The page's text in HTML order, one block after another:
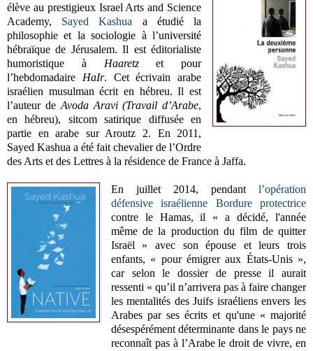
élève au prestigieux Israel Arts and Science
Academy, Sayed Kashua a étudié la
philosophie et la sociologie à l’université
hébraïque de Jérusalem. Il est éditorialiste
humoristique à Haaretzet pour
l’hebdomadaire HaIr. Cet écrivain arabe
israélien musulman écrit en hébreu. Il est
l’auteur de Avoda Aravi (Travail d’Arabe,
en hébreu), sitcom satirique diffusée en
partie en arabe sur Aroutz 2. En 2011,
Sayed Kashua a été fait chevalier de l’Ordre
des Arts et des Lettres à la résidence de France à Jaffa.
En juillet 2014, pendant l’opération
défensive israélienne Bordure protectrice
contre le Hamas, il « a décidé, l'année
même de la production du film de quitter
Israël » avec son épouse et leurs trois
enfants, « pour émigrer aux États-Unis »,
car selon le dossier de presse il aurait
ressenti « qu’il n’arrivera pas à faire changer
les mentalités des Juifs israéliens envers les
Arabes par ses écrits et qu'une « majorité
désespérément déterminante dans le pays ne
reconnaît pas à l’Arabe le droit de vivre, en